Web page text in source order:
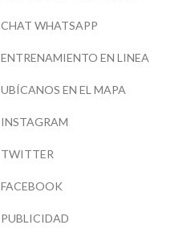
CHAT WHATSAPP
ENTRENAMIENTO EN LINEA
UBÍCANOS EN EL MAPA
INSTAGRAM
TWITTER
FACEBOOK
PUBLICIDAD